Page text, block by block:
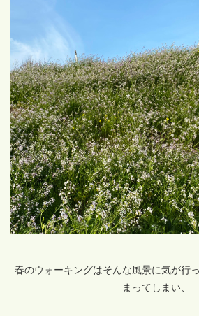
春のウォーキングはそんな風景に気が行
まってしまい、